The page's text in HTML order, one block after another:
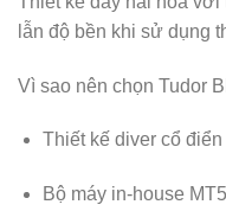
lẫn độ bền khi sử dụng
Vì sao nên chọn Tudor
Thiết kế diver cổ
Bộ máy in-house